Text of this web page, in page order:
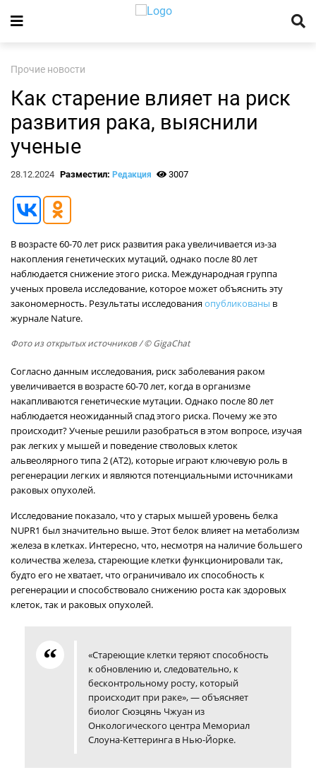
Прочие новости
Как старение влияет на риск
развития рака, выяснили
ученые
28.12.2024 Разместил: Редакция 3007
В возрасте 60-70 лет риск развития рака увеличивается из-за
накопления генетических мутаций, однако после 80 лет
наблюдается снижение этого риска. Международная группа
ученых провела исследование, которое может объяснить эту
закономерность. Результаты исследованияопубликованы в
журнале Nature.
Фото из открытых источников/ © GigaChat
Согласно данным исследования, риск заболевания раком
увеличивается в возрасте 60-70 лет, когда в организме
накапливаются генетические мутации. Однако после 80 лет
наблюдается неожиданный спад этого риска. Почему же это
происходит? Ученые решили разобраться в этом вопросе, изучая
рак легких у мышей и поведение стволовых клеток
альвеолярного типа 2 (AT2), которые играют ключевую роль в
регенерации легких и являются потенциальными источниками
раковых опухолей.
Исследование показало, что у старых мышей уровень белка
NUPR1 был значительно выше. Этот белок влияет на метаболизм
железа в клетках. Интересно, что, несмотря на наличие большего
количества железа, стареющие клетки функционировали так,
будто его не хватает, что ограничивало их способность к
регенерации и способствовало снижению роста как здоровых
клеток, так и раковых опухолей.
«Стареющие клетки теряют способность
к обновлению и, следовательно, к
бесконтрольному росту, который
происходит при раке», — объясняет
биолог Сюэцянь Чжуан из
Онкологического центра Мемориал
Слоуна-Кеттеринга в Нью-Йорке.